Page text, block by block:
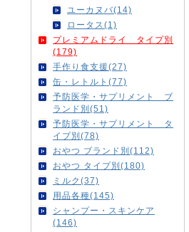
ユーカヌバ(14)
ロータス(1)
プレミアムドライ タイプ別
(179)
手作り食支援(27)
缶・レトルト(77)
予防医学・サプリメント ブ
ランド別(51)
予防医学・サプリメント タ
イプ別(78)
おやつ ブランド別(112)
おやつ タイプ別(180)
ミルク(37)
用品各種(145)
シャンプー・スキンケア
(146)